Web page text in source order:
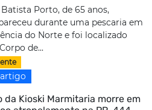
Porto, de 65 anos,
durante uma pescaria em
do Norte e foi localizado
de...
da Kioski Marmitaria morre em